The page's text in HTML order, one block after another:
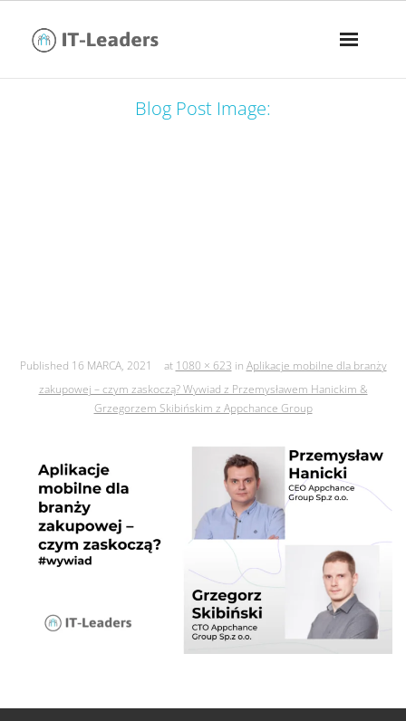
Blog Post Image:
Published 16 MARCA, 2021 at 1080 × 623 in Aplikacje mobilne dla branży
zakupowej – czym zaskoczą? Wywiad z Przemysławem Hanickim &
Grzegorzem Skibińskim z Appchance Group